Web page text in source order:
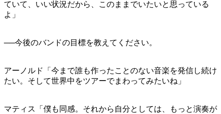
ていて、いい状況だから、このままでいたいと思っている
よ」
──今後のバンドの目標を教えてください。
アーノルド「今まで誰も作ったことのない音楽を発信し続け
たい。そして世界中をツアーでまわってみたいね」
マティス「僕も同感。それから自分としては、もっと演奏が